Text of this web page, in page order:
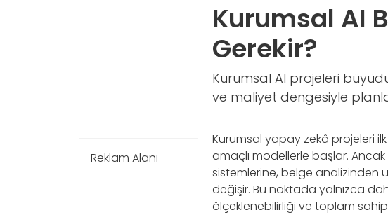
Kurumsal AI
Gerekir?
Kurumsal AI projeleri
ve maliyet dengesiyle
Reklam Alanı
Kurumsal yapay zekâ projeleri
amaçlı modellerle başlar.
sistemlerine, belge analizinden
değişir. Bu noktada yalnızca
ölçeklenebilirliği ve toplam